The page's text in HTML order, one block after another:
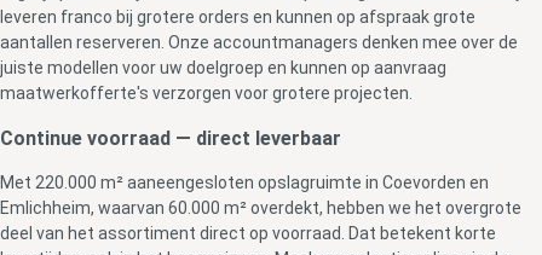
leveren franco bij grotere orders en kunnen op afspraak grote
aantallen reserveren. Onze accountmanagers denken mee over de
juiste modellen voor uw doelgroep en kunnen op aanvraag
maatwerkofferte's verzorgen voor grotere projecten.
Continue voorraad — direct leverbaar
Met 220.000 m² aaneengesloten opslagruimte in Coevorden en
Emlichheim, waarvan 60.000 m² overdekt, hebben we het overgrote
deel van het assortiment direct op voorraad. Dat betekent korte